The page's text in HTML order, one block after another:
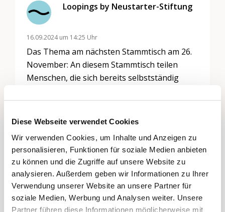
Diese Webseite verwendet Cookies
Wir verwenden Cookies, um Inhalte und Anzeigen zu
personalisieren, Funktionen für soziale Medien anbieten
zu können und die Zugriffe auf unsere Website zu
analysieren. Außerdem geben wir Informationen zu Ihrer
Verwendung unserer Website an unsere Partner für
soziale Medien, Werbung und Analysen weiter. Unsere
Partner führen diese Informationen möglicherweise mit
Loopings by Neustarter-Stiftung
16.09.2024 um 14:25 Uhr
Das Thema am nächsten Stammtisch am 26.
November: An diesem Stammtisch teilen
Menschen, die sich bereits selbstständig
und berichten, wie der Weg dorthin für sie
war.
Herausforderungen, von positiven Aspekten,
aber auch von den schattigen Seiten der
Selbständigkeit. Sie teilen mit euch ihre
Learnings, was sie rückblickend anders
machen würden und verraten den einen oder
anderen Tipp, wie man unter anderem